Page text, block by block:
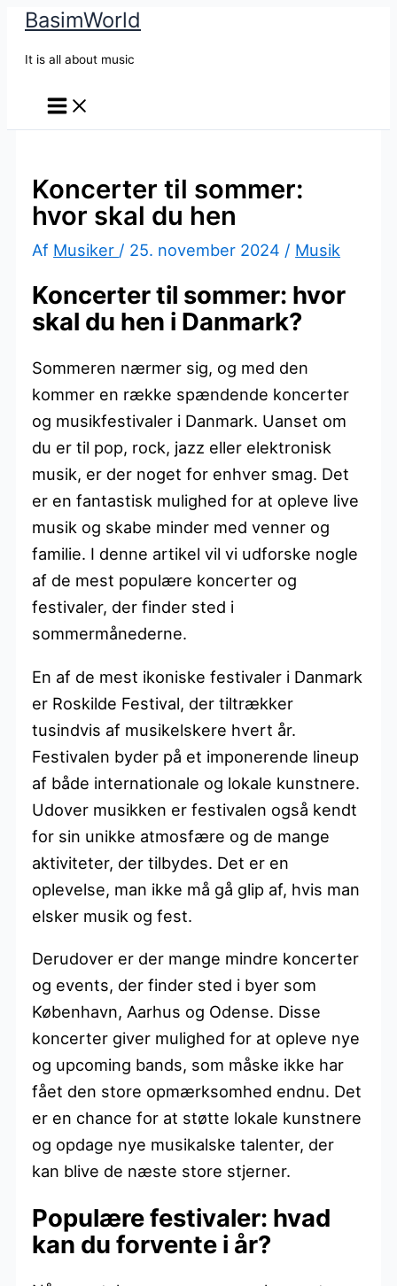
BasimWorld
It is all about music
Koncerter til sommer:
hvor skal du hen
Af Musiker / 25. november 2024 / Musik
Koncerter til sommer: hvor
skal du hen i Danmark?
Sommeren nærmer sig, og med den
kommer en række spændende koncerter
og musikfestivaler i Danmark. Uanset om
du er til pop, rock, jazz eller elektronisk
musik, er der noget for enhver smag. Det
er en fantastisk mulighed for at opleve live
musik og skabe minder med venner og
familie. I denne artikel vil vi udforske nogle
af de mest populære koncerter og
festivaler, der finder sted i
sommermånederne.
En af de mest ikoniske festivaler i Danmark
er Roskilde Festival, der tiltrækker
tusindvis af musikelskere hvert år.
Festivalen byder på et imponerende lineup
af både internationale og lokale kunstnere.
Udover musikken er festivalen også kendt
for sin unikke atmosfære og de mange
aktiviteter, der tilbydes. Det er en
oplevelse, man ikke må gå glip af, hvis man
elsker musik og fest.
Derudover er der mange mindre koncerter
og events, der finder sted i byer som
København, Aarhus og Odense. Disse
koncerter giver mulighed for at opleve nye
og upcoming bands, som måske ikke har
fået den store opmærksomhed endnu. Det
er en chance for at støtte lokale kunstnere
og opdage nye musikalske talenter, der
kan blive de næste store stjerner.
Populære festivaler: hvad
kan du forvente i år?